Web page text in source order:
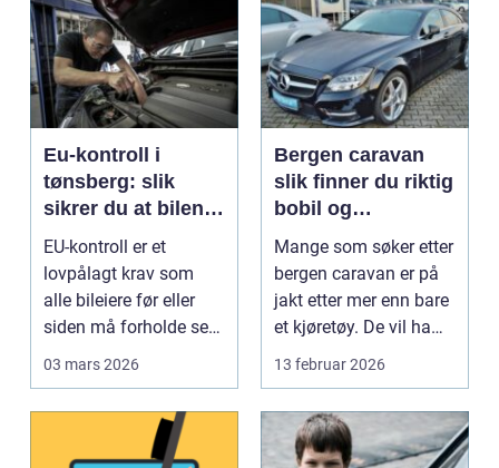
Eu-kontroll i
tønsberg: slik
sikrer du at bilen
går gjennom
EU-kontroll er et
lovpålagt krav som
alle bileiere før eller
siden må forholde seg
til. For mange bl...
03 mars 2026
Bergen caravan
slik finner du riktig
bobil og
campingvogn på
vestlandet
Mange som søker etter
bergen caravan er på
jakt etter mer enn bare
et kjøretøy. De vil ha
frihet, fl...
13 februar 2026